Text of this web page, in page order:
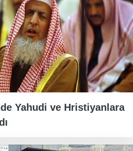
Yahudi ve Hristiyanlara